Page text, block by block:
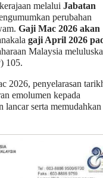
melalui Jabatan
perubahan
Gaji Mac 2026 akan
gaji April 2026
Malaysia
105.
2026, penyelarasan
emolumen kepada
lancar serta memudahkan